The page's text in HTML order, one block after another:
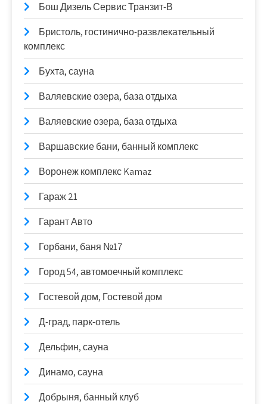
Бош Дизель Сервис Транзит-В
Бристоль, гостинично-развлекательный
комплекс
Бухта, сауна
Валяевские озера, база отдыха
Валяевские озера, база отдыха
Варшавские бани, банный комплекс
Воронеж комплекс Kamaz
Гараж 21
Гарант Авто
Горбани, баня №17
Город 54, автомоечный комплекс
Гостевой дом, Гостевой дом
Д-град, парк-отель
Дельфин, сауна
Динамо, сауна
Добрыня, банный клуб